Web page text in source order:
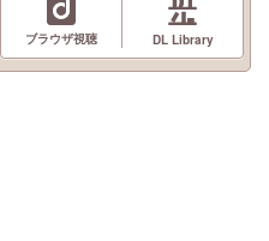
ブラウザ視聴 DL Library